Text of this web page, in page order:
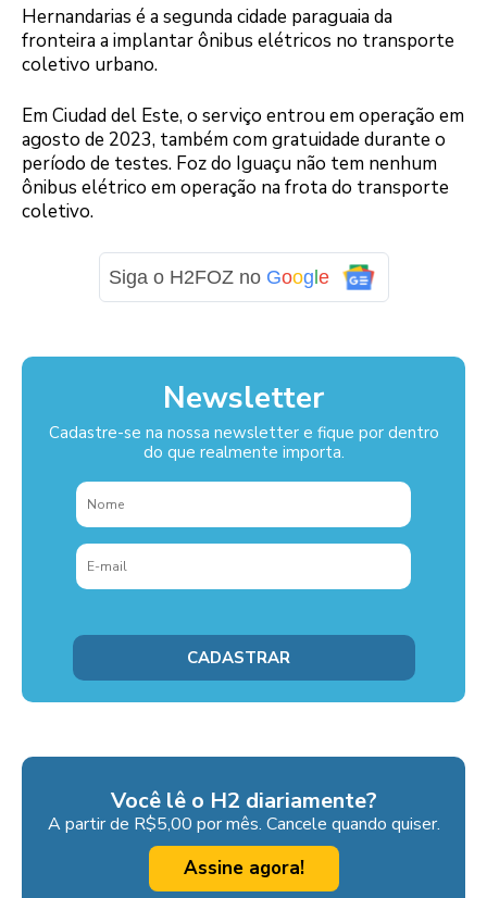
Hernandarias é a segunda cidade paraguaia da
fronteira a implantar ônibus elétricos no transporte
coletivo urbano.
Em Ciudad del Este, o serviço entrou em operação em
agosto de 2023, também com gratuidade durante o
período de testes. Foz do Iguaçu não tem nenhum
ônibus elétrico em operação na frota do transporte
coletivo.
Siga o H2FOZ no Google
Newsletter
Cadastre-se na nossa newsletter e fique por dentro
do que realmente importa.
Você lê o H2 diariamente?
A partir de R$5,00 por mês. Cancele quando quiser.
Assine agora!